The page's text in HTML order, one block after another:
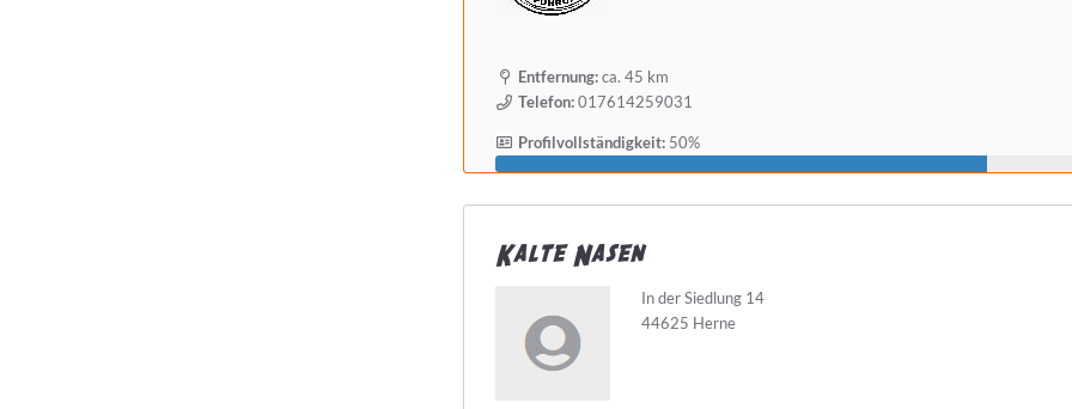
Entfernung:ca. 45 km
Telefon:017614259031
Profilvollständigkeit:50%
Kalte Nasen
In der Siedlung 14
44625 Herne